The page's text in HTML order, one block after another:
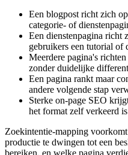
Een blogpost richt zich
categorie- of
Een dienstenpagina richt
gebruikers een tutorial of
Meerdere pagina's
zonder duidelijke
Een pagina rankt maar
andere volgende stap
Sterke on-page SEO
het format zelf verkeerd is
Zoekintentie-mapping
productie te dwingen tot een